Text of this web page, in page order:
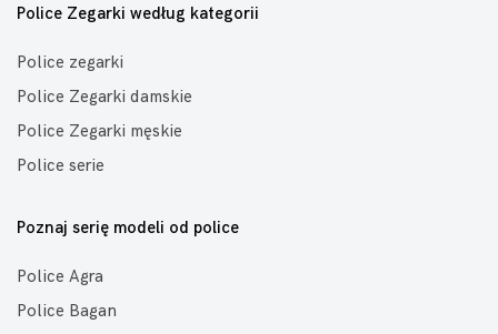
Police Zegarki według kategorii
Police zegarki
Police Zegarki damskie
Police Zegarki męskie
Police serie
Poznaj serię modeli od police
Police Agra
Police Bagan